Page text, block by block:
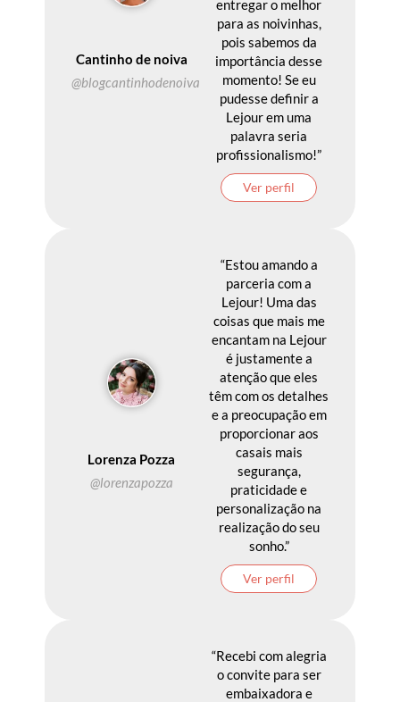
Cantinho de noiva
@blogcantinhodenoiva
entregar o melhor
para as noivinhas,
pois sabemos da
importância desse
momento! Se eu
pudesse definir a
Lejour em uma
palavra seria
profissionalismo!”
Ver perfil
Lorenza Pozza
@lorenzapozza
“Estou amando a
parceria com a
Lejour! Uma das
coisas que mais me
encantam na Lejour
é justamente a
atenção que eles
têm com os detalhes
e a preocupação em
proporcionar aos
casais mais
segurança,
praticidade e
personalização na
realização do seu
sonho.”
Ver perfil
“Recebi com alegria
o convite para ser
embaixadora e